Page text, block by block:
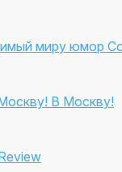
миру юмор
В Москву!